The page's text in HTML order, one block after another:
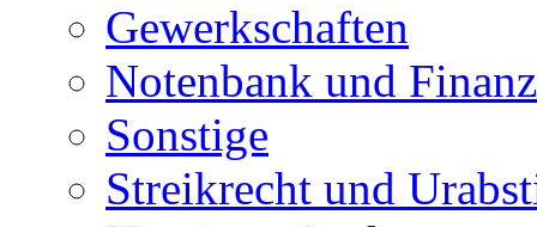
Gewerkschaften
Notenbank und
Sonstige
Streikrecht und